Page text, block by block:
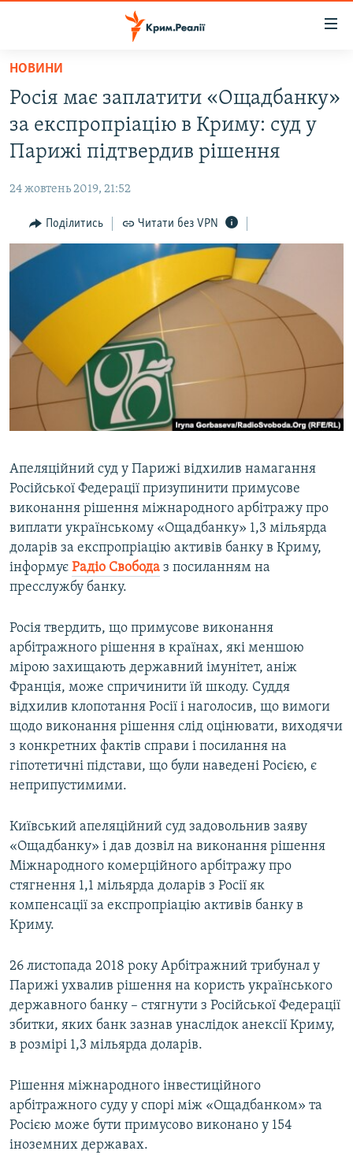
Перейти
основного
матеріалу
Перейти
до
основної
Перейти
до
пошуку
ВІДЕО ТА ФОТО
БЛОГИ
ПОГЛЯД
ІНТЕРВ'Ю
ВСЕ ЗА ДЕНЬ
СПЕЦПРОЕКТИ
ДЕПОРТАЦІЯ
ВІДЕОУРОКИ «ELIFBE»
СВІДЧЕННЯ ОКУПАЦІЇ
УКРАЇНСЬКА ПРОБЛЕМА КРИМУ
ЯК ОБІЙТИ БЛОКУВАННЯ
Русский
Qırımtatar
Усі сайти RFE/RL
НОВИНИ
Росія має заплатити «Ощадбанку»
за експропріацію в Криму: суд у
Парижі підтвердив рішення
24 жовтень 2019, 21:52
Поділитись Читати без VPN
Апеляційний суд у Парижі відхилив намагання
Російської Федерації призупинити примусове
виконання рішення міжнародного арбітражу про
виплати українському «Ощадбанку» 1,3 мільярда
доларів за експропріацію активів банку в Криму,
інформує Радіо Свобода з посиланням на
пресслужбу банку.
Росія твердить, що примусове виконання
арбітражного рішення в країнах, які меншою
мірою захищають державний імунітет, аніж
Франція, може спричинити їй шкоду. Суддя
відхилив клопотання Росії і наголосив, що вимоги
щодо виконання рішення слід оцінювати, виходячи
з конкретних фактів справи і посилання на
гіпотетичні підстави, що були наведені Росією, є
неприпустимими.
Київський апеляційний суд задовольнив заяву
«Ощадбанку» і дав дозвіл на виконання рішення
Міжнародного комерційного арбітражу про
стягнення 1,1 мільярда доларів з Росії як
компенсації за експропріацію активів банку в
Криму.
26 листопада 2018 року Арбітражний трибунал у
Парижі ухвалив рішення на користь українського
державного банку – стягнути з Російської Федерації
збитки, яких банк зазнав унаслідок анексії Криму,
в розмірі 1,3 мільярда доларів.
Рішення міжнародного інвестиційного
арбітражного суду у спорі між «Ощадбанком» та
Росією може бути примусово виконано у 154
іноземних державах.